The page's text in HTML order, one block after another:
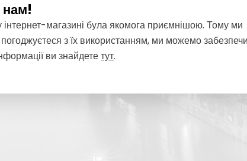
магазині була якомога приємнішою. Тому ми
з їх використанням, ми можемо
ви знайдететут.